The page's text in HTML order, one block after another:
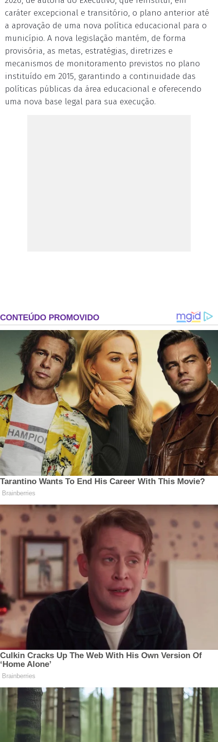
caráter excepcional e transitório, o plano anterior até
a aprovação de uma nova política educacional para o
município. A nova legislação mantém, de forma
provisória, as metas, estratégias, diretrizes e
mecanismos de monitoramento previstos no plano
instituído em 2015, garantindo a continuidade das
políticas públicas da área educacional e oferecendo
uma nova base legal para sua execução.